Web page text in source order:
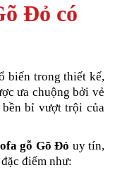
Đỏ có
biến trong thiết kế,
ưa chuộng bởi vẻ
bỉ vượt trội của
gỗ Gõ Đỏ uy tín,
điểm như: